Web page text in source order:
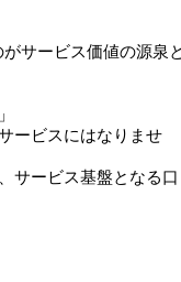
サービス価値の源泉
ービスにはなりませ
サービス基盤となる口